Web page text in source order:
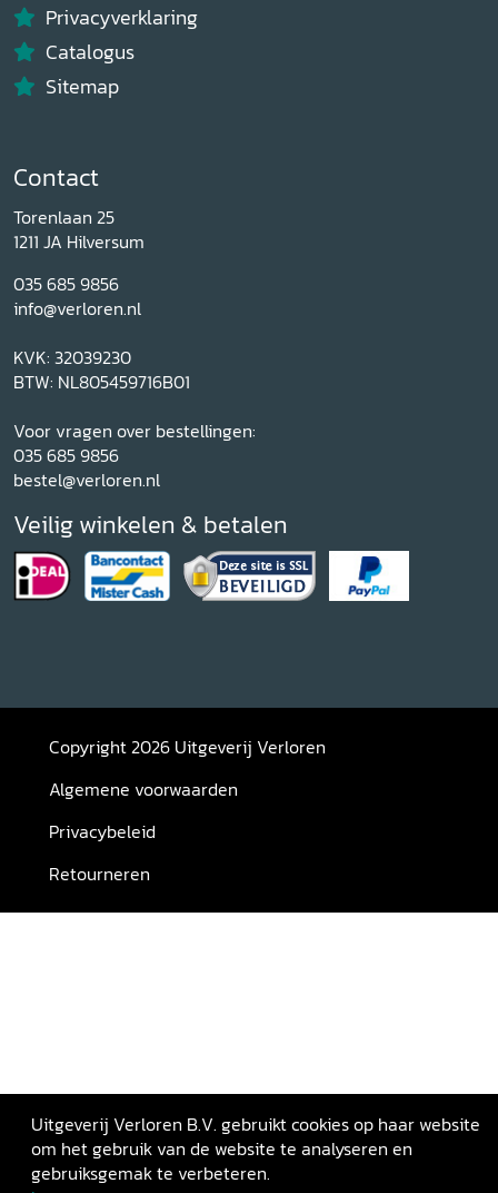
Privacyverklaring
Catalogus
Sitemap
Contact
Torenlaan 25
1211 JA Hilversum
035 685 9856
info@verloren.nl
KVK: 32039230
BTW: NL805459716B01
Voor vragen over bestellingen:
035 685 9856
bestel@verloren.nl
Veilig winkelen & betalen
Copyright 2026 Uitgeverij Verloren
Algemene voorwaarden
Privacybeleid
Retourneren
Uitgeverij Verloren B.V. gebruikt cookies op haar website
om het gebruik van de website te analyseren en
gebruiksgemak te verbeteren.